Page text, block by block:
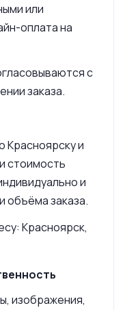
или
оплата на
с
заказа.
Красноярску и
стоимость
и
объёма заказа.
Красноярск,
изображения,